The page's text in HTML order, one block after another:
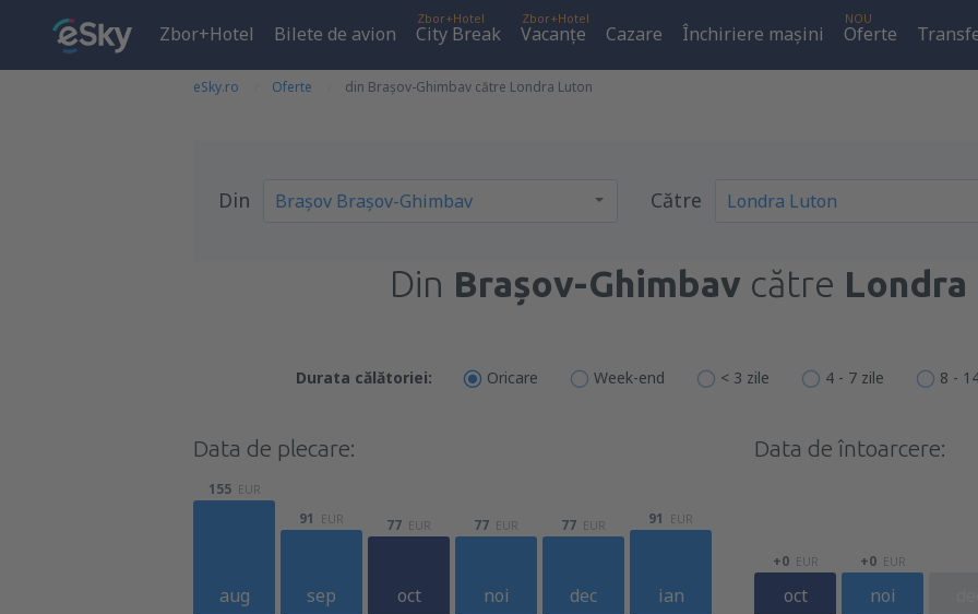
Zbor+Hotel Bilete de avion
Zbor+Hotel
City Break
Zbor+Hotel
Vacanţe Cazare Închiriere mașini
NOU
Oferte
eSky.ro Oferte din Brașov-Ghimbav către Londra Luton
Din Către
Din Brașov-Ghimbav către
Durata călătoriei: Oricare Week-end < 3 zile 4 - 7 zile 8 -
Data de plecare:
aug
155 EUR
sep
91 EUR
oct
77 EUR
noi
77 EUR
dec
77 EUR
ian
91 EUR
Data de întoarcere:
oct
+0 EUR
noi
+0 EUR